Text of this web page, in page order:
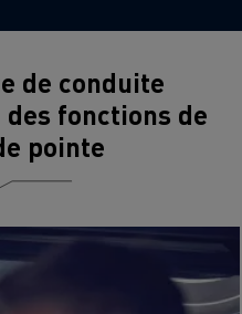
de conduite
fonctions de
pointe